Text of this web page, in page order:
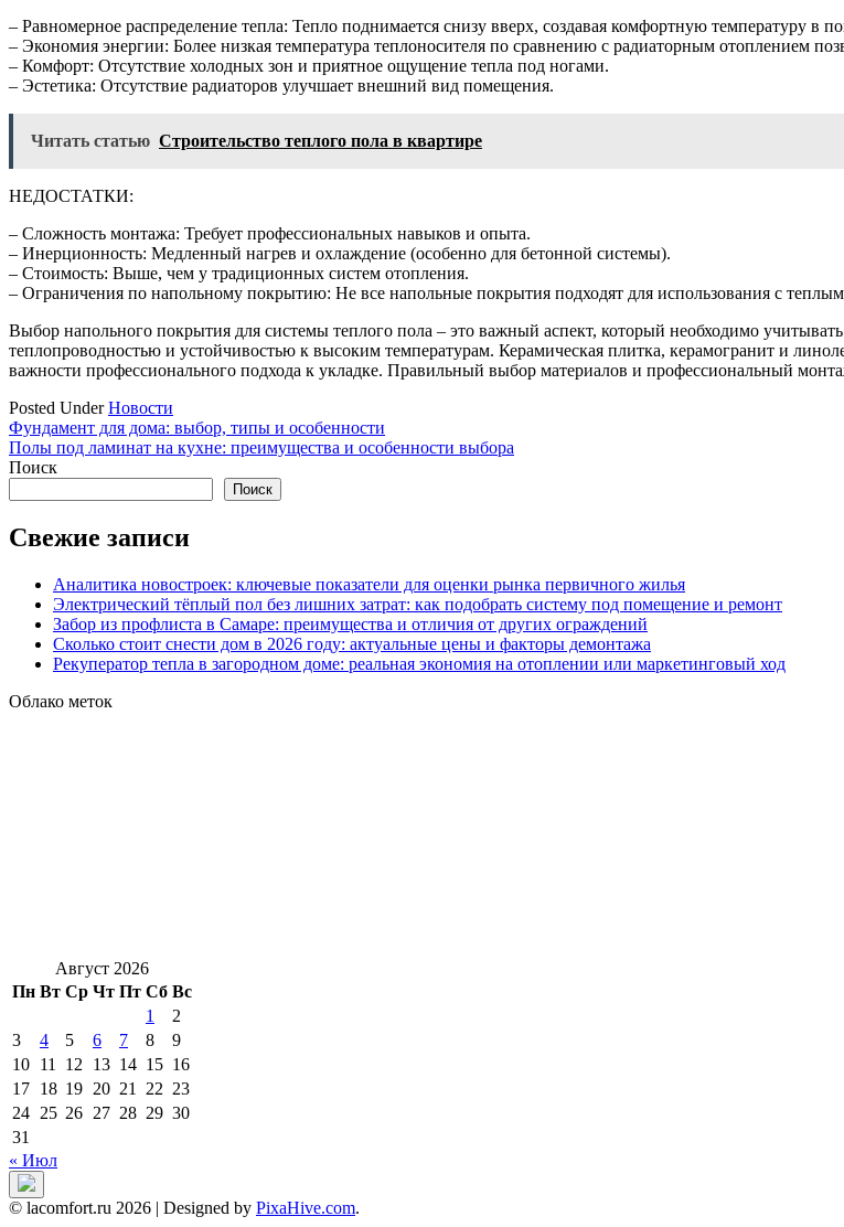
– Равномерное распределение тепла: Тепло поднимается снизу вверх, создавая комфортную температуру в
– Экономия энергии: Более низкая температура теплоносителя по сравнению с радиаторным отоплением
– Комфорт: Отсутствие холодных зон и приятное ощущение тепла под ногами.
– Эстетика: Отсутствие радиаторов улучшает внешний вид помещения.
Читать статью Строительство теплого пола в квартире
НЕДОСТАТКИ:
– Сложность монтажа: Требует профессиональных навыков и опыта.
– Инерционность: Медленный нагрев и охлаждение (особенно для бетонной системы).
– Стоимость: Выше, чем у традиционных систем отопления.
– Ограничения по напольному покрытию: Не все напольные покрытия подходят для использования с
Выбор напольного покрытия для системы теплого пола – это важный аспект, который необходимо
теплопроводностью и устойчивостью к высоким температурам. Керамическая плитка, керамогранит и
важности профессионального подхода к укладке. Правильный выбор материалов и профессиональный
Posted UnderНовости
Навигация
по
Фундамент для дома: выбор, типы и особенности
Полы под ламинат на кухне: преимущества и особенности выбора
Поиск
Поиск
Свежие записи
Аналитика новостроек: ключевые показатели для оценки рынка первичного жилья
Электрический тёплый пол без лишних затрат: как подобрать систему под помещение и ремонт
Забор из профлиста в Самаре: преимущества и отличия от других ограждений
Сколько стоит снести дом в 2026 году: актуальные цены и факторы демонтажа
Рекуператор тепла в загородном доме: реальная экономия на отоплении или маркетинговый ход
Облако меток
Август 2026
Пн Вт Ср Чт Пт Сб Вс
1
2
3
4 5 6 7 8
9
10 11 12 13 14 15 16
17 18 19 20 21 22 23
24 25 26 27 28 29 30
31
« Июл
© lacomfort.ru 2026 | Designed by PixaHive.com.